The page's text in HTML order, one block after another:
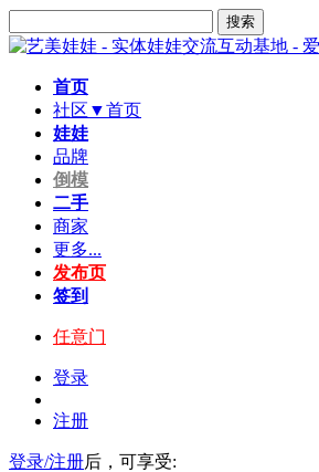
搜索
首页
社区▼首页
娃娃
品牌
倒模
二手
商家
更多...
发布页
签到
任意门
登录
注册
登录/注册后，可享受: